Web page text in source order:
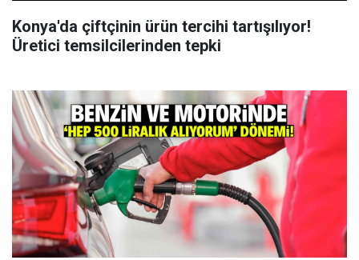
Konya'da çiftçinin ürün tercihi tartışılıyor!
Üretici temsilcilerinden tepki